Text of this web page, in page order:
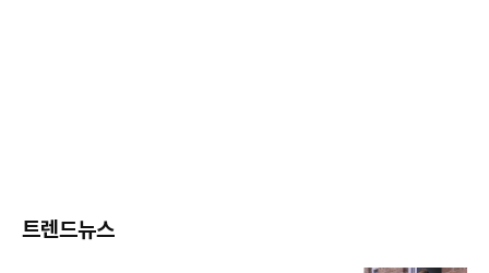
트렌드뉴스